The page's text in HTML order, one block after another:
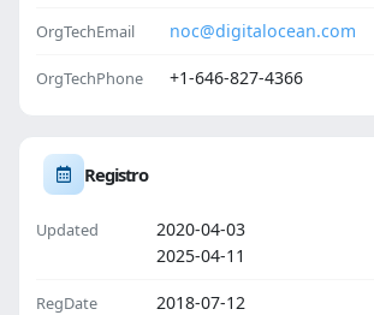
OrgTechEmail noc@digitalocean.com
OrgTechPhone +1-646-827-4366
Registro
Updated
2020-04-03
2025-04-11
RegDate
2018-07-12